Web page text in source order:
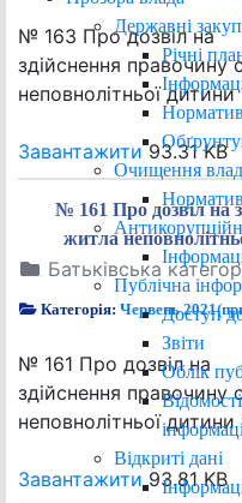
Державні
Річні
Очищення
Публічна
Доступ
Звіти
Облік
Відкриті дані
№ 163 Про дозвіл на
здійснення правочину
неповнолітньої
Завантажити93.31 KB
№ 161 Про дозвіл на
житла
Батьківська
Категорія:Червень
№ 161 Про дозвіл на
здійснення правочину
неповнолітньої
Завантажити93.81 KB